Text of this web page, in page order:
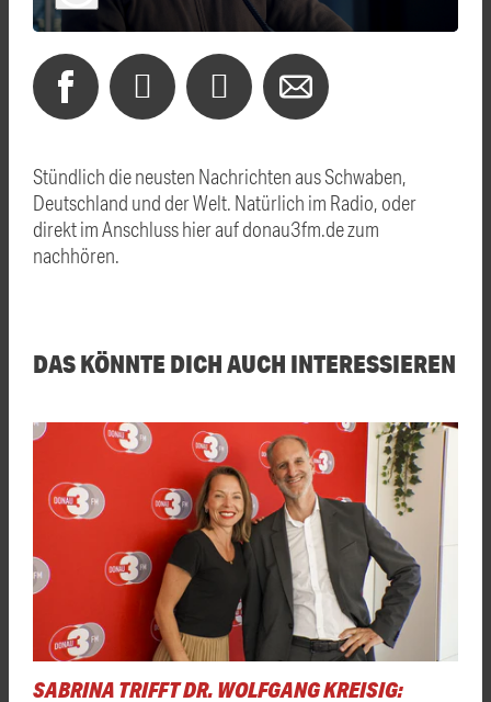
Stündlich die neusten Nachrichten aus Schwaben,
Deutschland und der Welt. Natürlich im Radio, oder
direkt im Anschluss hier auf donau3fm.de zum
nachhören.
DAS KÖNNTE DICH AUCH INTERESSIEREN
SABRINA TRIFFT DR. WOLFGANG KREISIG: